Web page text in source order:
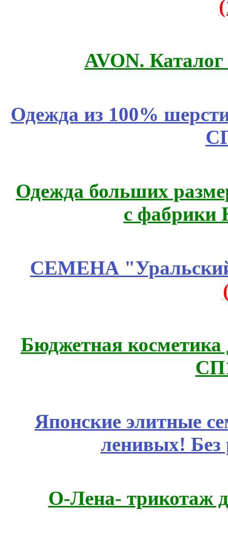
AVON.
Одежда из 100%
Одежда больших
с фабрики
СЕМЕНА
Бюджетная косметика
Японские элитные
ленивых!
О-Лена- трикотаж